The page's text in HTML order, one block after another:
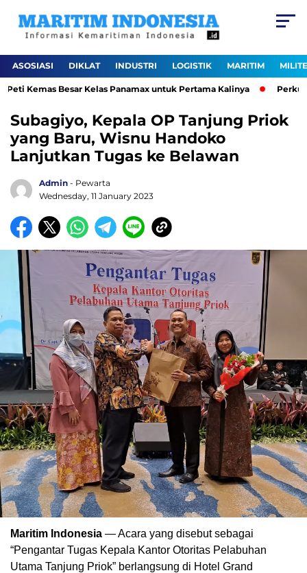
ASOSIASI DIKLAT INDUSTRI LOGISTIK MARITIM
Kemas Besar Kelas Panamax untuk Pertama Kalinya Perkuat
Subagiyo, Kepala OP Tanjung Priok
yang Baru, Wisnu Handoko
Lanjutkan Tugas ke Belawan
Admin - Pewarta
Wednesday, 11 January 2023
Maritim Indonesia — Acara yang disebut sebagai
“Pengantar Tugas Kepala Kantor Otoritas Pelabuhan
Utama Tanjung Priok” berlangsung di Hotel Grand